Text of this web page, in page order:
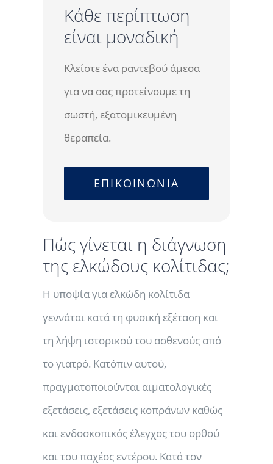
Κάθε περίπτωση
είναι μοναδική
Κλείστε ένα ραντεβού άμεσα
για να σας προτείνουμε τη
σωστή, εξατομικευμένη
θεραπεία.
ΕΠΙΚΟΙΝΩΝΙΑ
Πώς γίνεται η διάγνωση
της ελκώδους κολίτιδας;
Η υποψία για ελκώδη κολίτιδα
γεννάται κατά τη φυσική εξέταση και
τη λήψη ιστορικού του ασθενούς από
το γιατρό. Κατόπιν αυτού,
πραγματοποιούνται αιματολογικές
εξετάσεις, εξετάσεις κοπράνων καθώς
και ενδοσκοπικός έλεγχος του ορθού
και του παχέος εντέρου. Κατά τον